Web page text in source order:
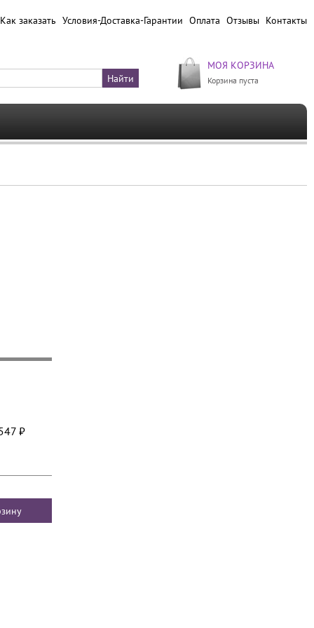
Как заказать Условия-Доставка-Гарантии Оплата Отзывы Контакты
МОЯ КОРЗИНА
Корзина пуста
₽